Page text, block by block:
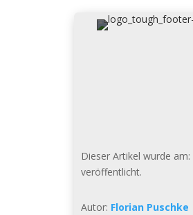
Dieser Artikel wurde am:
veröffentlicht.
Autor: Florian Puschke